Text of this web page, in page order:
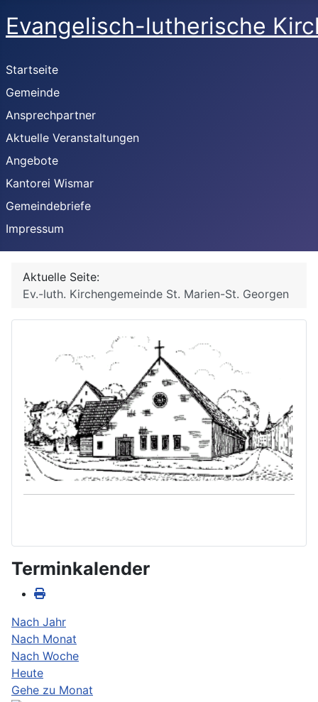
Evangelisch-lutherische
Startseite
Gemeinde
Ansprechpartner
Aktuelle Veranstaltungen
Angebote
Kantorei Wismar
Gemeindebriefe
Impressum
Aktuelle Seite:
Ev.-luth. Kirchengemeinde St. Marien-St. Georgen
Terminkalender
Nach Jahr
Nach Monat
Nach Woche
Heute
Gehe zu Monat